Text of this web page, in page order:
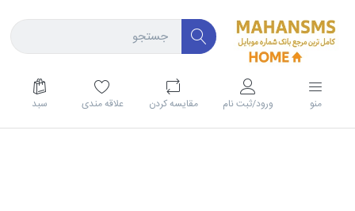
منو ورود/ثبت نام مقايسه كردن علاقه مندی سبد